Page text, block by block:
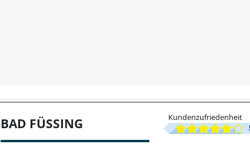
BAD FÜSSING Kundenzufriedenheit